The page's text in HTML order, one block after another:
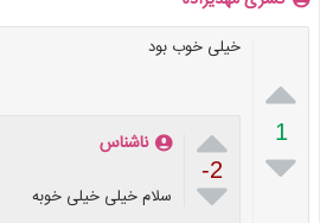

1

خیلی خوب بود

-2

ناشناس
سلام خیلی خیلی خوبه